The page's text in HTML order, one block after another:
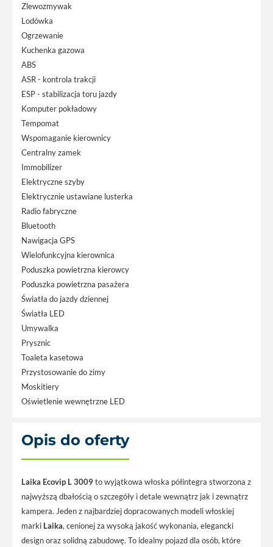
Zlewozmywak
Lodówka
Ogrzewanie
Kuchenka gazowa
ABS
ASR - kontrola trakcji
ESP - stabilizacja toru jazdy
Komputer pokładowy
Tempomat
Wspomaganie kierownicy
Centralny zamek
Immobilizer
Elektryczne szyby
Elektrycznie ustawiane lusterka
Radio fabryczne
Bluetooth
Nawigacja GPS
Wielofunkcyjna kierownica
Poduszka powietrzna kierowcy
Poduszka powietrzna pasażera
Światła do jazdy dziennej
Światła LED
Umywalka
Prysznic
Toaleta kasetowa
Przystosowanie do zimy
Moskitiery
Oświetlenie wewnętrzne LED
Opis do oferty
Laika Ecovip L 3009to wyjątkowa włoska półintegra stworzona z
najwyższą dbałością o szczegóły i detale wewnątrz jak i zewnątrz
kampera. Jeden z najbardziej dopracowanych modeli włoskiej
marki Laika, cenionej za wysoką jakość wykonania, elegancki
design oraz solidną zabudowę. To idealny pojazd dla osób, które